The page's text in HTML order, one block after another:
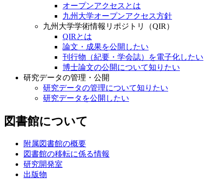
オープンアクセスとは
九州大学オープンアクセス方針
九州大学学術情報リポジトリ（QIR）
QIRとは
論文・成果を公開したい
刊行物（紀要・学会誌）を電子化したい
博士論文の公開について知りたい
研究データの管理・公開
研究データの管理について知りたい
研究データを公開したい
図書館について
附属図書館の概要
図書館の移転に係る情報
研究開発室
出版物